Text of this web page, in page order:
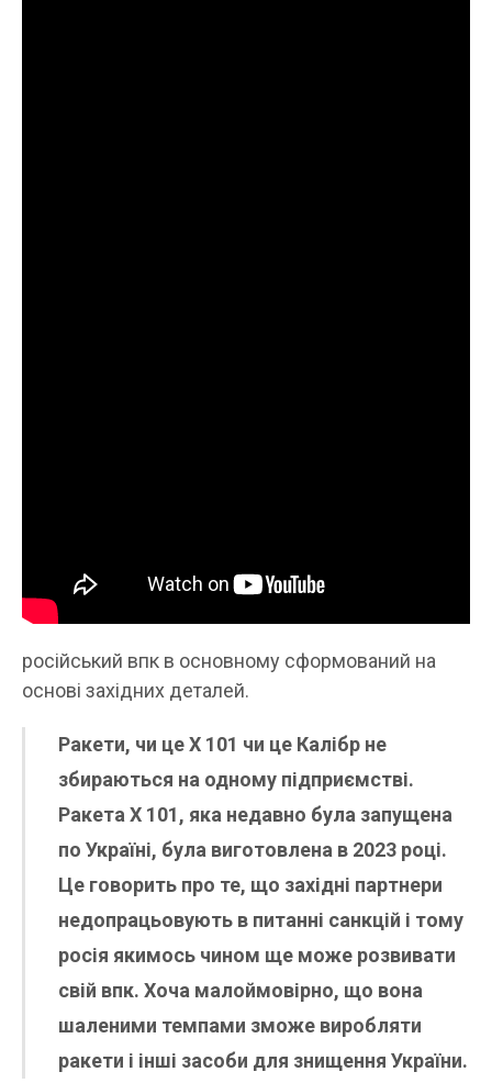
російський впк в основному сформований на
основі західних деталей.
Ракети, чи це Х 101 чи це Калібр не
збираються на одному підприємстві.
Ракета Х 101, яка недавно була запущена
по Україні, була виготовлена в 2023 році.
Це говорить про те, що західні партнери
недопрацьовують в питанні санкцій і тому
росія якимось чином ще може розвивати
свій впк. Хоча малоймовірно, що вона
шаленими темпами зможе виробляти
ракети і інші засоби для знищення України.